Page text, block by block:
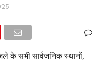
के सभी सार्वजनिक स्थानों,